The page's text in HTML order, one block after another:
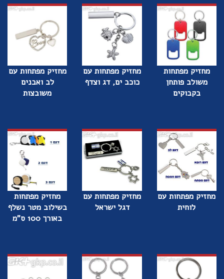
מחזיק מפתחות
משולב פותחן
בקבוקים
מחזיק מפתחות עם
כוכב ים, דג וצדף
מחזיק מפתחות עם
לב ואבנים
משובצות
מחזיק מפתחות עם
לוחית
מחזיק מפתחות עם
דגל ישראל
מחזיק מפתחות
בשילוב מטר נשלף
באורך 100 ס"מ